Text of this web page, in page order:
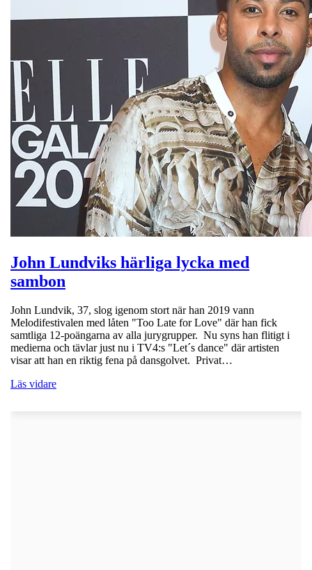
John Lundviks härliga lycka med
sambon
John Lundvik, 37, slog igenom stort när han 2019 vann
Melodifestivalen med låten "Too Late for Love" där han fick
samtliga 12-poängarna av alla jurygrupper. Nu syns han flitigt i
medierna och tävlar just nu i TV4:s "Let´s dance" där artisten
visar att han en riktig fena på dansgolvet. Privat…
Läs vidare